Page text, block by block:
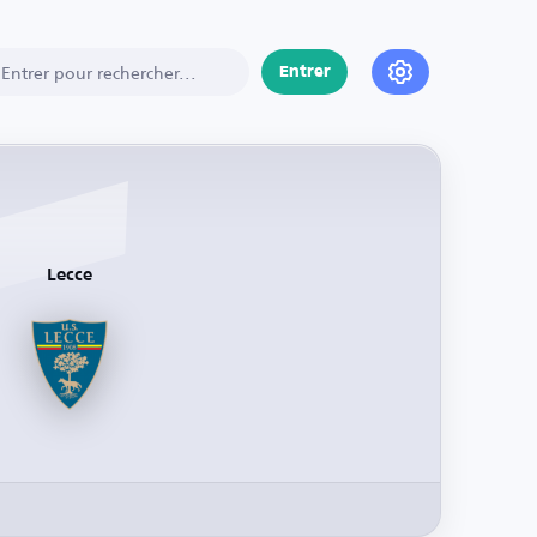
Entrer
Lecce